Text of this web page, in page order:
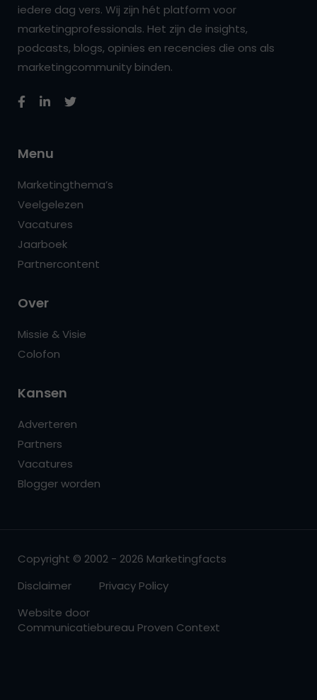
iedere dag vers. Wij zijn hét platform voor
marketingprofessionals. Het zijn de insights,
podcasts, blogs, opinies en recencies die ons als
marketingcommunity binden.
Menu
Marketingthema’s
Veelgelezen
Vacatures
Jaarboek
Partnercontent
Over
Missie & Visie
Colofon
Kansen
Adverteren
Partners
Vacatures
Blogger worden
Copyright © 2002 - 2026 Marketingfacts
Disclaimer
Privacy Policy
Website door
Communicatiebureau Proven Context